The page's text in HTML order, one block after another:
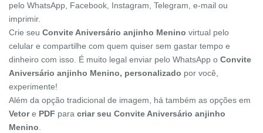
pelo WhatsApp, Facebook, Instagram, Telegram, e-mail ou
imprimir.
Crie seu Convite Aniversário anjinho Menino virtual pelo
celular e compartilhe com quem quiser sem gastar tempo e
dinheiro com isso. É muito legal enviar pelo WhatsApp o Convite
Aniversário anjinho Menino, personalizado por você,
experimente!
Além da opção tradicional de imagem, há também as opções em
Vetore PDF para criar seu Convite Aniversário anjinho
Menino